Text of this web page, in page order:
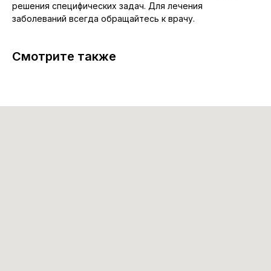
решения специфических задач. Для лечения
заболеваний всегда обращайтесь к врачу.
Смотрите также